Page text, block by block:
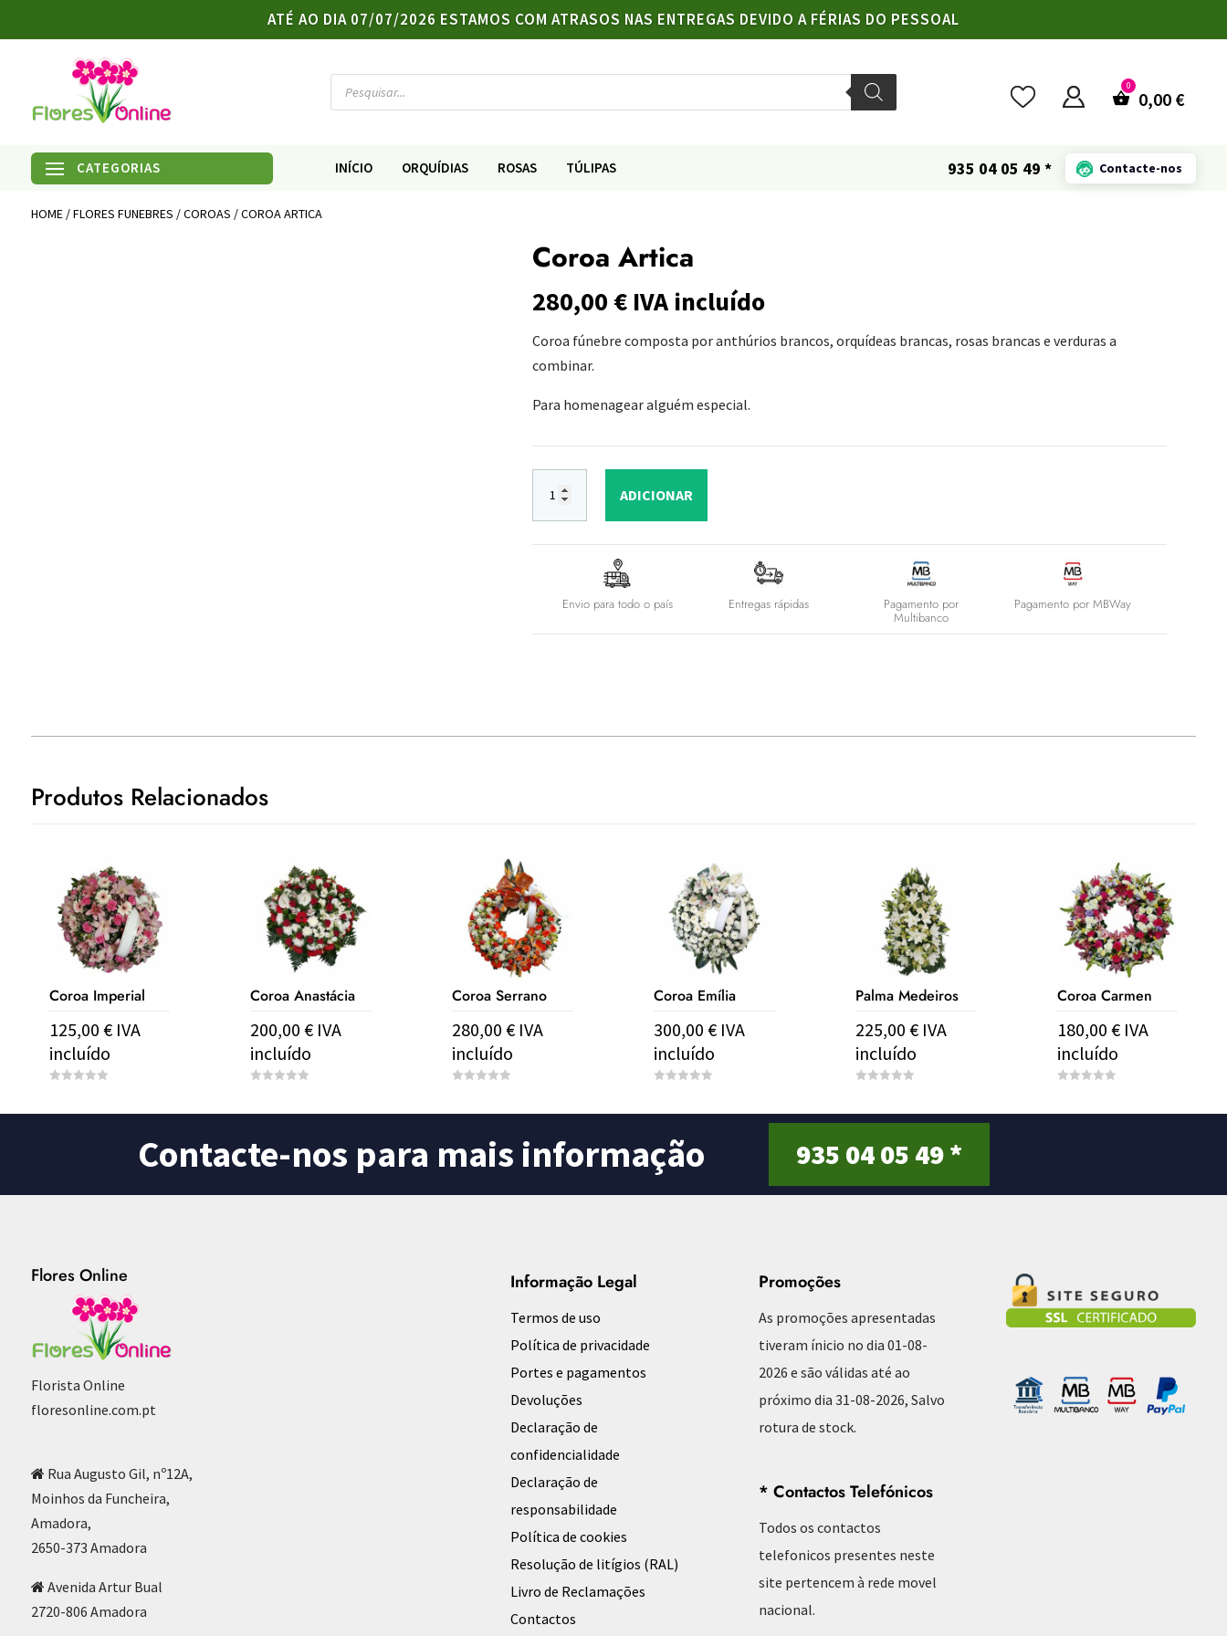
ATÉ AO DIA 07/07/2026 ESTAMOS COM ATRASOS NAS ENTREGAS DEVIDO A FÉRIAS DO PESSOAL
Products
search
0,00 €
INÍCIO ORQUÍDIAS ROSAS TÚLIPAS 935 04 05 49 * Contacte-nos
HOME/FLORES FUNEBRES /COROAS / COROA ARTICA
Coroa Artica
280,00 € IVA incluído
Coroa fúnebre composta por anthúrios brancos, orquídeas brancas, rosas brancas e verduras a
combinar.
Para homenagear alguém especial.
ADICIONAR
Envio para todo o país Entregas rápidas Pagamento por
Multibanco
Pagamento por MBWay
Produtos Relacionados
Coroa Imperial
125,00 € IVA
incluído
u
Coroa Anastácia
200,00€ IVA
incluído
u
f
5
Coroa Serrano
280,00€ IVA
incluído
u
5
Coroa Emília
300,00€ IVA
incluído
u
5
Palma Medeiros
225,00€ IVA
incluído
u
t
f
5
Coroa Carmen
180,00 € IVA
incluído
u
Contacte-nos para mais informação 935 04 05 49 *
Flores Online
Florista Online
floresonline.com.pt
Rua Augusto Gil, nº12A,
Moinhos da Funcheira,
Amadora,
2650-373 Amadora
Avenida Artur Bual
2720-806 Amadora
Informação Legal
Termos de uso
Política de privacidade
Portes e pagamentos
Devoluções
Declaração de
confidencialidade
Declaração de
responsabilidade
Política de cookies
Resolução de litígios (RAL)
Livro de Reclamações
Contactos
Promoções
As promoções apresentadas
tiveram ínicio no dia 01-08-
2026 e são válidas até ao
próximo dia 31-08-2026, Salvo
rotura de stock.
* Contactos Telefónicos
Todos os contactos
telefonicos presentes neste
site pertencem à rede movel
nacional.